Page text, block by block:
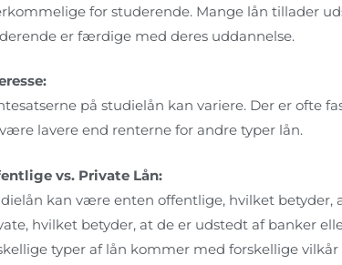
for studerende. Mange lån tillader
er færdige med deres uddannelse.
på studielån kan variere. Der er ofte
lavere end renterne for andre typer lån.
vs. Private Lån:
kan være enten offentlige, hvilket betyder,
hvilket betyder, at de er udstedt af banker
typer af lån kommer med forskellige vilkår